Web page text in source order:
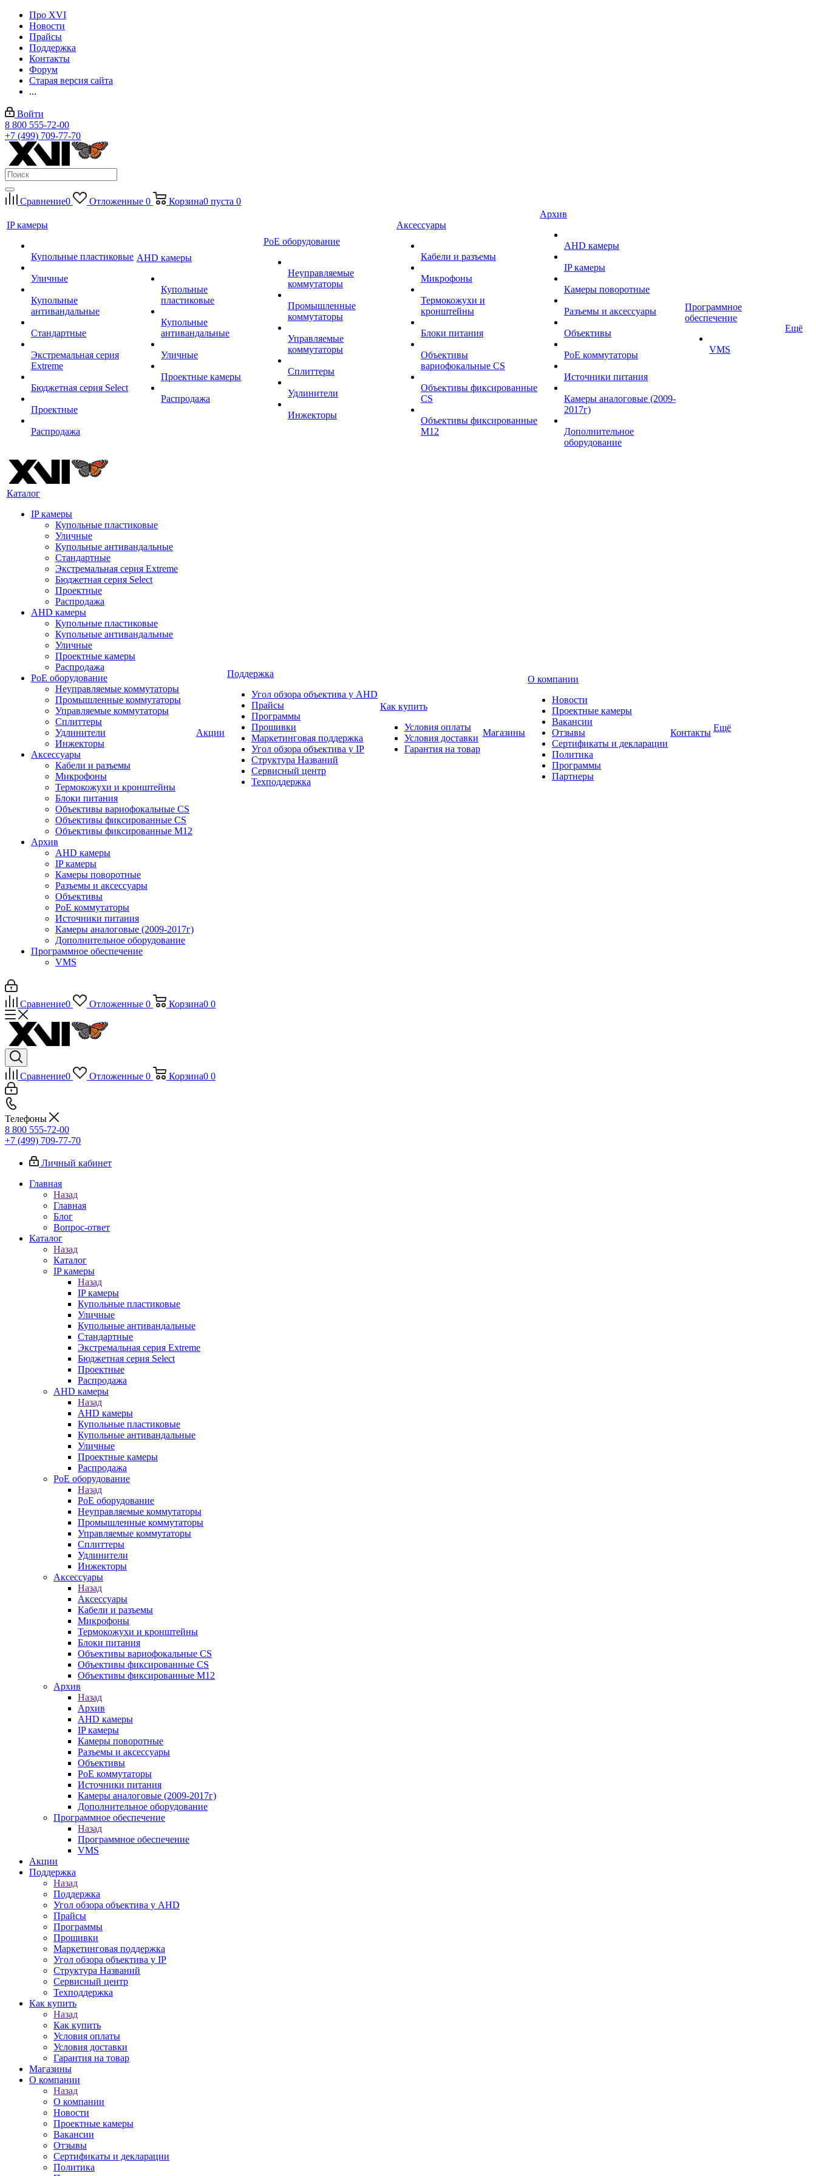
Про XVI
Новости
Прайсы
Поддержка
Контакты
Форум
Старая версия сайта
...
Войти
8 800 555-72-00
+7 (499) 709-77-70
Сравнение0 Отложенные 0 Корзина0 пуста 0
IP камеры
Купольные пластиковые
Уличные
Купольные
антивандальные
Стандартные
Экстремальная серия
Extreme
Бюджетная серия Select
Проектные
Распродажа
AHD камеры
Купольные
пластиковые
Купольные
антивандальные
Уличные
Проектные камеры
Распродажа
PoE оборудование
Неуправляемые
коммутаторы
Промышленные
коммутаторы
Управляемые
коммутаторы
Сплиттеры
Удлинители
Инжекторы
Аксессуары
Кабели и разъемы
Микрофоны
Термокожухи и
кронштейны
Блоки питания
Объективы
вариофокальные CS
Объективы фиксированные
CS
Объективы фиксированные
М12
Архив
AHD камеры
IP камеры
Камеры поворотные
Разъемы и аксессуары
Объективы
PoE коммутаторы
Источники питания
Камеры аналоговые (2009-
2017г)
Дополнительное
оборудование
Программное
обеспечение
VMS
Ещё
Каталог
IP камеры
Купольные пластиковые
Уличные
Купольные антивандальные
Стандартные
Экстремальная серия Extreme
Бюджетная серия Select
Проектные
Распродажа
AHD камеры
Купольные пластиковые
Купольные антивандальные
Уличные
Проектные камеры
Распродажа
PoE оборудование
Неуправляемые коммутаторы
Промышленные коммутаторы
Управляемые коммутаторы
Сплиттеры
Удлинители
Инжекторы
Аксессуары
Кабели и разъемы
Микрофоны
Термокожухи и кронштейны
Блоки питания
Объективы вариофокальные CS
Объективы фиксированные CS
Объективы фиксированные М12
Архив
AHD камеры
IP камеры
Камеры поворотные
Разъемы и аксессуары
Объективы
PoE коммутаторы
Источники питания
Камеры аналоговые (2009-2017г)
Дополнительное оборудование
Программное обеспечение
VMS
Акции
Поддержка
Угол обзора объектива у AHD
Прайсы
Программы
Прошивки
Маркетинговая поддержка
Угол обзора объектива у IP
Структура Названий
Сервисный центр
Техподдержка
Как купить
Условия оплаты
Условия доставки
Гарантия на товар
Магазины
О компании
Новости
Проектные камеры
Вакансии
Отзывы
Сертификаты и декларации
Политика
Программы
Партнеры
Контакты Ещё
Сравнение0 Отложенные 0 Корзина0 0
Сравнение0 Отложенные 0 Корзина0 0
Телефоны
8 800 555-72-00
+7 (499) 709-77-70
Личный кабинет
Главная
Назад
Главная
Блог
Вопрос-ответ
Каталог
Назад
Каталог
IP камеры
Назад
IP камеры
Купольные пластиковые
Уличные
Купольные антивандальные
Стандартные
Экстремальная серия Extreme
Бюджетная серия Select
Проектные
Распродажа
AHD камеры
Назад
AHD камеры
Купольные пластиковые
Купольные антивандальные
Уличные
Проектные камеры
Распродажа
PoE оборудование
Назад
PoE оборудование
Неуправляемые коммутаторы
Промышленные коммутаторы
Управляемые коммутаторы
Сплиттеры
Удлинители
Инжекторы
Аксессуары
Назад
Аксессуары
Кабели и разъемы
Микрофоны
Термокожухи и кронштейны
Блоки питания
Объективы вариофокальные CS
Объективы фиксированные CS
Объективы фиксированные М12
Архив
Назад
Архив
AHD камеры
IP камеры
Камеры поворотные
Разъемы и аксессуары
Объективы
PoE коммутаторы
Источники питания
Камеры аналоговые (2009-2017г)
Дополнительное оборудование
Программное обеспечение
Назад
Программное обеспечение
VMS
Акции
Поддержка
Назад
Поддержка
Угол обзора объектива у AHD
Прайсы
Программы
Прошивки
Маркетинговая поддержка
Угол обзора объектива у IP
Структура Названий
Сервисный центр
Техподдержка
Как купить
Назад
Как купить
Условия оплаты
Условия доставки
Гарантия на товар
Магазины
О компании
Назад
О компании
Новости
Проектные камеры
Вакансии
Отзывы
Сертификаты и декларации
Политика